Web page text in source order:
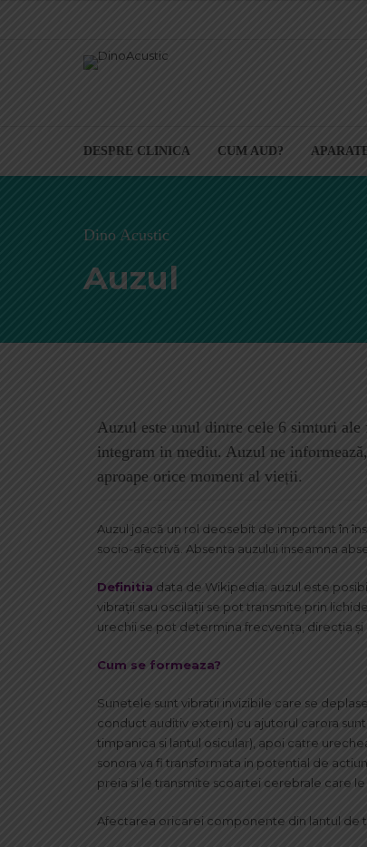
DESPRE CLINICA CUM AUD?
Dino Acustic
Auzul
Auzul este unul dintre cele 6 simturi
integram in mediu. Auzul ne
aproape orice moment al vieții.
Auzul joacă un rol deosebit de important în
socio-afectivă. Absenta auzului inseamna
Definitia data de Wikipedia: auzul este
vibrații sau oscilații se pot transmite prin
urechii se pot determina frecvența, direcția și
Cum se formeaza?
Sunetele sunt vibratii invizibile care se
conduct auditiv extern) cu ajutorul carora
timpanica si lantul osicular), apoi catre
sonora va fi transformata in potential de
preia si le transmite scoartei cerebrale care
Afectarea oricarei componente din lantul de